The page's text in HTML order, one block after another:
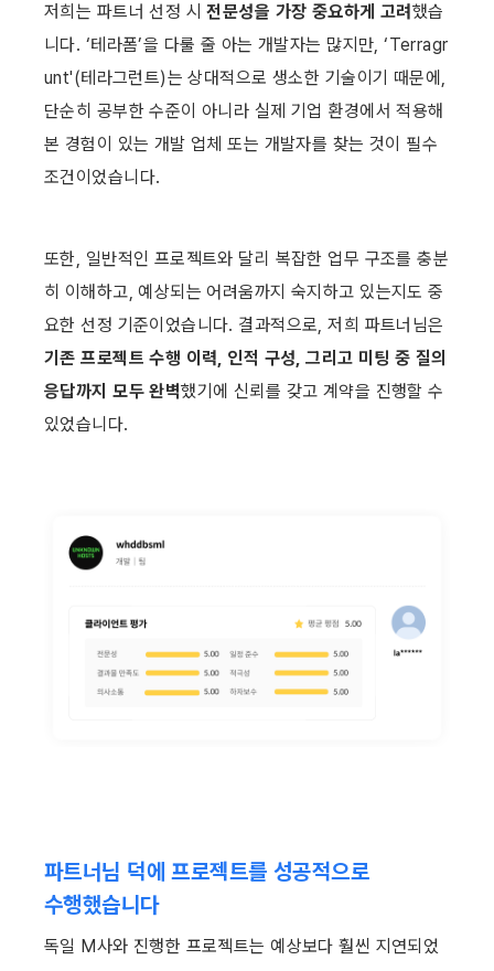
저희는 파트너 선정 시 전문성을 가장 중요하게 고려 했습
니다. ‘테라폼’을 다룰 줄 아는 개발자는 많지만, ‘Terragr
unt'(테라그런트)는 상대적으로 생소한 기술이기 때문에,
단순히 공부한 수준이 아니라 실제 기업 환경에서 적용해
본 경험이 있는 개발 업체 또는 개발자를 찾는 것이 필수
조건이었습니다.
또한, 일반적인 프로젝트와 달리 복잡한 업무 구조를 충분
히 이해하고, 예상되는 어려움까지 숙지하고 있는지도 중
기존 프로젝트 수행 이력, 인적 구성, 그리고 미팅 중 질의
응답까지 모두 완벽했기에 신뢰를 갖고 계약을 진행할 수
있었습니다.
파트너님 덕에 프로젝트를 성공적으로
수행했습니다
독일 M사와 진행한 프로젝트는 예상보다 훨씬 지연되었